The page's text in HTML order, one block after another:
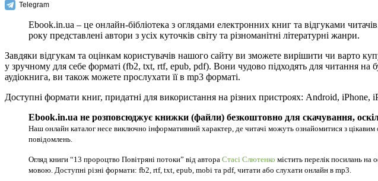
Telegram
Ebook.in.ua – це онлайн-бібліотека з оглядами електронних книг та відгуками
року представлені автори з усіх куточків світу та різноманітні літературні жанри.
Завдяки відгукам та оцінкам користувачів нашого сайту ви зможете вирішити чи варто
у зручному для себе форматі (fb2, txt, rtf, epub, pdf). Вони чудово підходять для читання
аудіокнига, ви також можете прослухати її в mp3 форматі.
Доступні формати книг, придатні для використання на різних пристроях: Android,
Ebook.in.ua не розповсюджує книжки (файли) безкоштовно для скачування,
Наш онлайн каталог несе виключно інформативний характер, де читачі можуть ознайомитися з
повідомлень.
Огляд книги “13 пророцтво Повітряні потоки” від автора Стасі Слютенко містить перелік посилань на
мовою. Доступні різні формати: fb2, rtf, txt, epub, mobi та pdf, читати або слухати онлайн в mp3.